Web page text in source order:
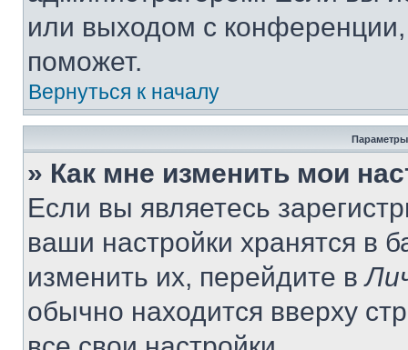
или выходом с
поможет.
Вернуться к началу
Параметры
» Как мне изменить мои
Если вы являетесь
ваши настройки хранятся в
изменить их, перейдите в
обычно находится вверху